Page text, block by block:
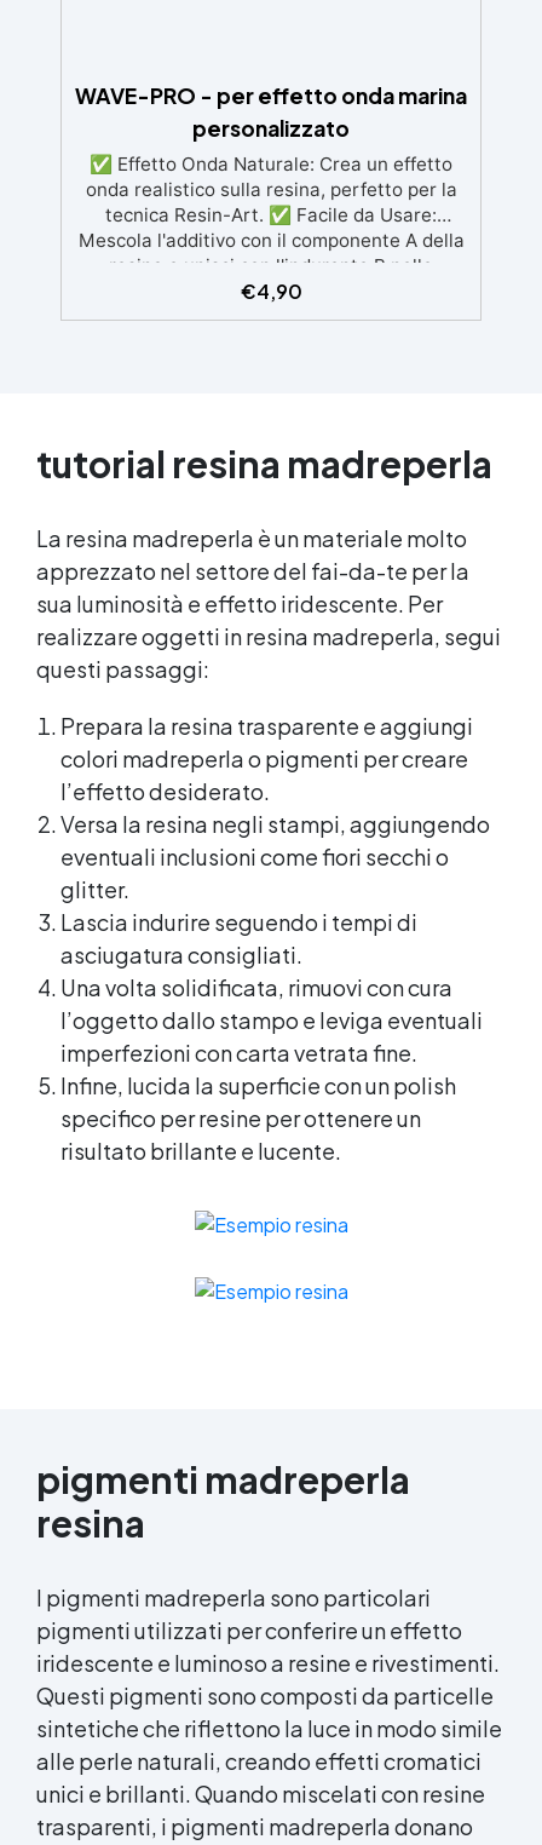
WAVE-PRO - per effetto onda marina
personalizzato
✅ Effetto Onda Naturale: Crea un effetto
onda realistico sulla resina, perfetto per la
tecnica Resin-Art. ✅ Facile da Usare:
Mescola l'additivo con il componente A della
resina e unisci con l'indurente B nelle
proporzioni consigliate. ✅ Tecnica Semplice:
Disegna linee sottili a forma di onda e
Atossico e Sicuro: Additivo pigmentato
€4,90
tutorial resina madreperla
La resina madreperla è un materiale molto
apprezzato nel settore del fai-da-te per la
sua luminosità e effetto iridescente. Per
realizzare oggetti in resina madreperla, segui
questi passaggi:
Prepara la resina trasparente e aggiungi
colori madreperla o pigmenti per creare
l’effetto desiderato.
Versa la resina negli stampi, aggiungendo
eventuali inclusioni come fiori secchi o
glitter.
Lascia indurire seguendo i tempi di
asciugatura consigliati.
Una volta solidificata, rimuovi con cura
l’oggetto dallo stampo e leviga eventuali
imperfezioni con carta vetrata fine.
Infine, lucida la superficie con un polish
specifico per resine per ottenere un
risultato brillante e lucente.
pigmenti madreperla
resina
I pigmenti madreperla sono particolari
pigmenti utilizzati per conferire un effetto
iridescente e luminoso a resine e rivestimenti.
Questi pigmenti sono composti da particelle
sintetiche che riflettono la luce in modo simile
alle perle naturali, creando effetti cromatici
unici e brillanti. Quando miscelati con resine
trasparenti, i pigmenti madreperla donano